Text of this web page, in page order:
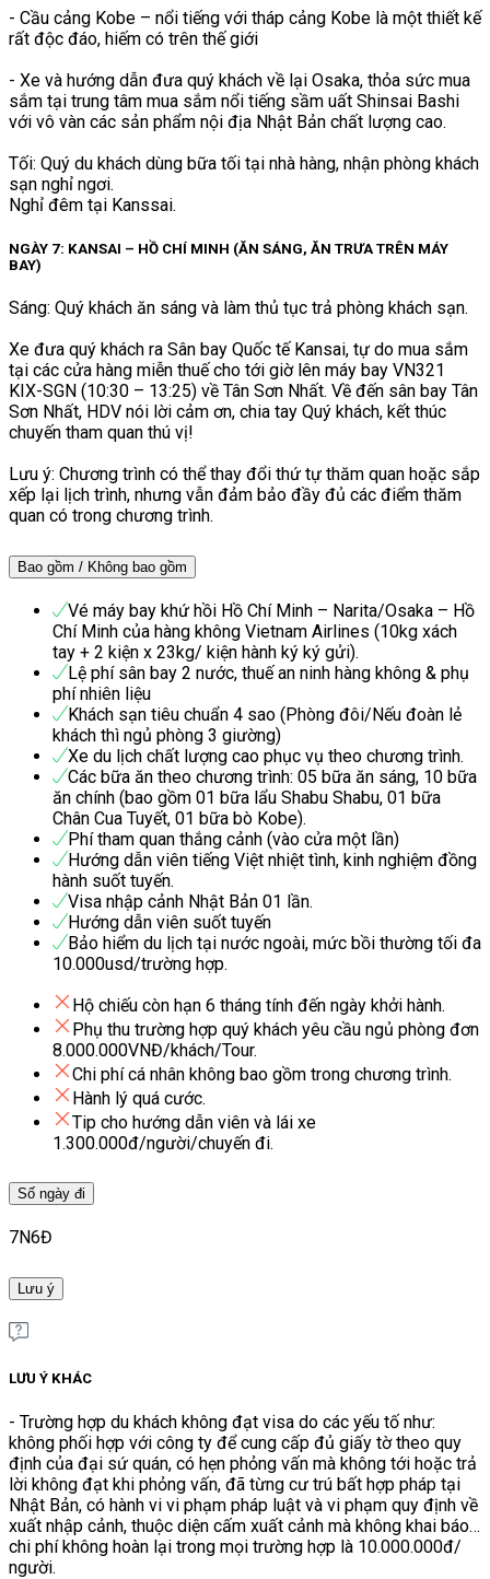
- Cầu cảng Kobe – nổi tiếng với tháp cảng Kobe là một thiết kế
rất độc đáo, hiếm có trên thế giới
- Xe và hướng dẫn đưa quý khách về lại Osaka, thỏa sức mua
sắm tại trung tâm mua sắm nổi tiếng sầm uất Shinsai Bashi
với vô vàn các sản phẩm nội địa Nhật Bản chất lượng cao.
Tối: Quý du khách dùng bữa tối tại nhà hàng, nhận phòng khách
sạn nghỉ ngơi.
Nghỉ đêm tại Kanssai.
NGÀY 7: KANSAI – HỒ CHÍ MINH (ĂN SÁNG, ĂN TRƯA TRÊN MÁY
BAY)
Sáng: Quý khách ăn sáng và làm thủ tục trả phòng khách sạn.
Xe đưa quý khách ra Sân bay Quốc tế Kansai, tự do mua sắm
tại các cửa hàng miễn thuế cho tới giờ lên máy bay VN321
KIX-SGN (10:30 – 13:25) về Tân Sơn Nhất. Về đến sân bay Tân
Sơn Nhất, HDV nói lời cảm ơn, chia tay Quý khách, kết thúc
chuyến tham quan thú vị!
Lưu ý: Chương trình có thể thay đổi thứ tự thăm quan hoặc sắp
xếp lại lịch trình, nhưng vẫn đảm bảo đầy đủ các điểm thăm
quan có trong chương trình.
Bao gồm / Không bao gồm
Vé máy bay khứ hồi Hồ Chí Minh – Narita/Osaka – Hồ
Chí Minh của hàng không Vietnam Airlines (10kg xách
tay + 2 kiện x 23kg/ kiện hành ký ký gửi).
Lệ phí sân bay 2 nước, thuế an ninh hàng không & phụ
phí nhiên liệu
Khách sạn tiêu chuẩn 4 sao (Phòng đôi/Nếu đoàn lẻ
khách thì ngủ phòng 3 giường)
Xe du lịch chất lượng cao phục vụ theo chương trình.
Các bữa ăn theo chương trình: 05 bữa ăn sáng, 10 bữa
ăn chính (bao gồm 01 bữa lẩu Shabu Shabu, 01 bữa
Chân Cua Tuyết, 01 bữa bò Kobe).
Phí tham quan thắng cảnh (vào cửa một lần)
Hướng dẫn viên tiếng Việt nhiệt tình, kinh nghiệm đồng
hành suốt tuyến.
Visa nhập cảnh Nhật Bản 01 lần.
Hướng dẫn viên suốt tuyến
Bảo hiểm du lịch tại nước ngoài, mức bồi thường tối đa
10.000usd/trường hợp.
Hộ chiếu còn hạn 6 tháng tính đến ngày khởi hành.
Phụ thu trường hợp quý khách yêu cầu ngủ phòng đơn
8.000.000VNĐ/khách/Tour.
Chi phí cá nhân không bao gồm trong chương trình.
Hành lý quá cước.
Tip cho hướng dẫn viên và lái xe
1.300.000đ/người/chuyến đi.
Số ngày đi
7N6Đ
Lưu ý
LƯU Ý KHÁC
- Trường hợp du khách không đạt visa do các yếu tố như:
không phối hợp với công ty để cung cấp đủ giấy tờ theo quy
định của đại sứ quán, có hẹn phỏng vấn mà không tới hoặc trả
lời không đạt khi phỏng vấn, đã từng cư trú bất hợp pháp tại
Nhật Bản, có hành vi vi phạm pháp luật và vi phạm quy định về
xuất nhập cảnh, thuộc diện cấm xuất cảnh mà không khai báo…
chi phí không hoàn lại trong mọi trường hợp là 10.000.000đ/
người.